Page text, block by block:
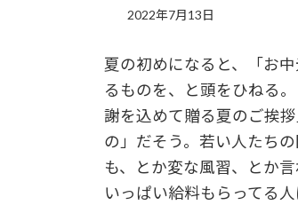
2022年7月13日
夏の初めになると、「お
るものを、と頭をひ
謝を込めて贈る夏のご挨
の」だそう。若い人たち
も、とか変な風習、とか
いっぱい給料もらってる